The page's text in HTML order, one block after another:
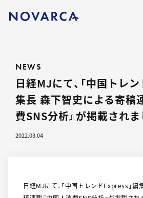
NEWS
日経MJにて、「中国トレ
集長 森下智史による寄稿
費SNS分析』が掲載され
2022.03.04
日経MJにて、「中国トレンドExpress」